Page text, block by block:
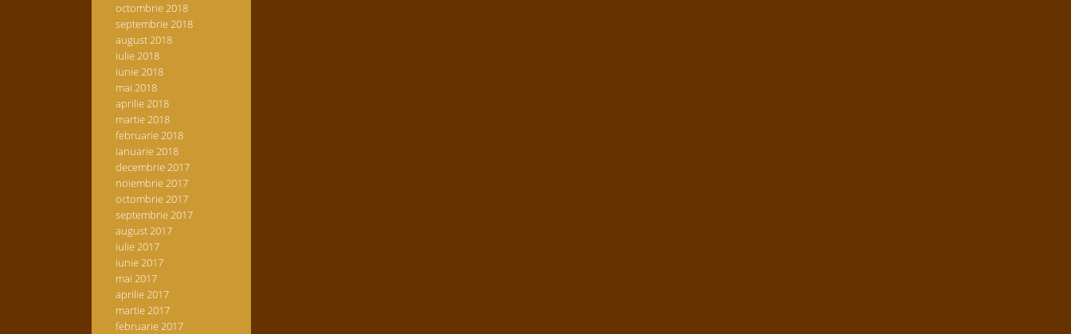
octombrie 2018
septembrie 2018
august 2018
iulie 2018
iunie 2018
mai 2018
aprilie 2018
martie 2018
februarie 2018
ianuarie 2018
decembrie 2017
noiembrie 2017
octombrie 2017
septembrie 2017
august 2017
iulie 2017
iunie 2017
mai 2017
aprilie 2017
martie 2017
februarie 2017